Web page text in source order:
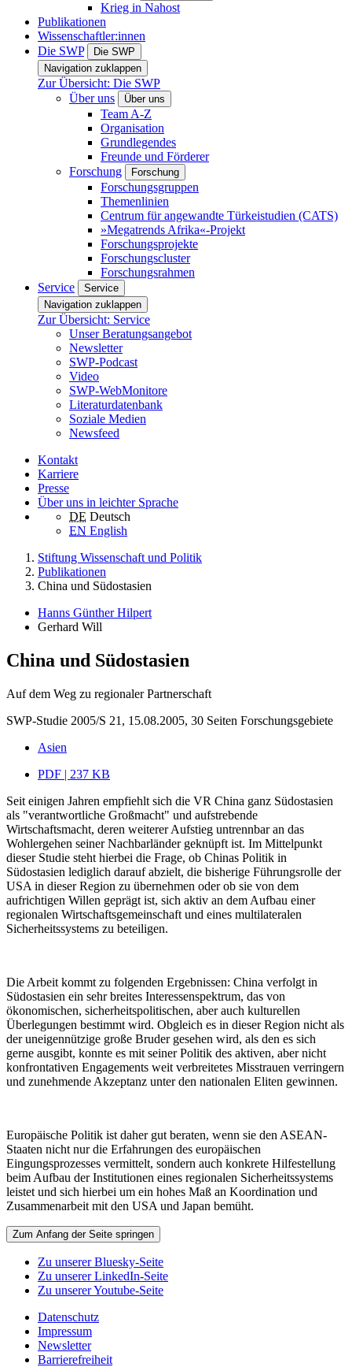
Krieg in Nahost
Publikationen
Wissenschaftler:innen
Die SWP
Die SWP
Navigation zuklappen
Zur Übersicht: Die SWP
Über uns
Über uns
Team A-Z
Organisation
Grundlegendes
Freunde und Förderer
Forschung
Forschung
Forschungsgruppen
Themenlinien
Centrum für angewandte Türkeistudien (CATS)
»Megatrends Afrika«-Projekt
Forschungsprojekte
Forschungscluster
Forschungsrahmen
Service
Service
Navigation zuklappen
Zur Übersicht: Service
Unser Beratungsangebot
Newsletter
SWP-Podcast
Video
SWP-WebMonitore
Literaturdatenbank
Soziale Medien
Newsfeed
Kontakt
Karriere
Presse
Über uns in leichter Sprache
DE Deutsch
EN English
Stiftung Wissenschaft und Politik
Publikationen
China und Südostasien
Hanns Günther Hilpert
Gerhard Will
China und Südostasien
Auf dem Weg zu regionaler Partnerschaft
SWP-Studie 2005/S 21, 15.08.2005, 30 Seiten Forschungsgebiete
Asien
PDF | 237 KB
Seit einigen Jahren empfiehlt sich die VR China ganz Südostasien
als "verantwortliche Großmacht" und aufstrebende
Wirtschaftsmacht, deren weiterer Aufstieg untrennbar an das
Wohlergehen seiner Nachbarländer geknüpft ist. Im Mittelpunkt
dieser Studie steht hierbei die Frage, ob Chinas Politik in
Südostasien lediglich darauf abzielt, die bisherige Führungsrolle der
USA in dieser Region zu übernehmen oder ob sie von dem
aufrichtigen Willen geprägt ist, sich aktiv an dem Aufbau einer
regionalen Wirtschaftsgemeinschaft und eines multilateralen
Sicherheitssystems zu beteiligen.
Die Arbeit kommt zu folgenden Ergebnissen: China verfolgt in
Südostasien ein sehr breites Interessenspektrum, das von
ökonomischen, sicherheitspolitischen, aber auch kulturellen
Überlegungen bestimmt wird. Obgleich es in dieser Region nicht als
der uneigennützige große Bruder gesehen wird, als den es sich
gerne ausgibt, konnte es mit seiner Politik des aktiven, aber nicht
konfrontativen Engagements weit verbreitetes Misstrauen verringern
und zunehmende Akzeptanz unter den nationalen Eliten gewinnen.
Europäische Politik ist daher gut beraten, wenn sie den ASEAN-
Staaten nicht nur die Erfahrungen des europäischen
Eingungsprozesses vermittelt, sondern auch konkrete Hilfestellung
beim Aufbau der Institutionen eines regionalen Sicherheitssystems
leistet und sich hierbei um ein hohes Maß an Koordination und
Zusammenarbeit mit den USA und Japan bemüht.
Zum Anfang der Seite springen
Zu unserer Bluesky-Seite
Zu unserer LinkedIn-Seite
Zu unserer Youtube-Seite
Datenschutz
Impressum
Newsletter
Barrierefreiheit